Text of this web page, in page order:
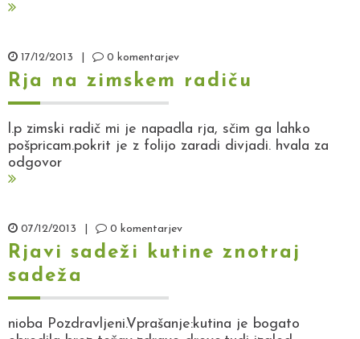
17/12/2013 0 komentarjev
Rja na zimskem radiču
l.p zimski radič mi je napadla rja, sčim ga lahko
pošpricam.pokrit je z folijo zaradi divjadi. hvala za
odgovor
07/12/2013 0 komentarjev
Rjavi sadeži kutine znotraj
sadeža
nioba Pozdravljeni.Vprašanje:kutina je bogato